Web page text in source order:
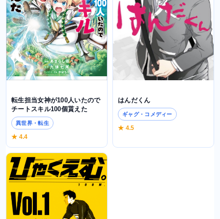
転生担当女神が100人いたので
チートスキル100個貰えた
異世界・転生
★ 4.4
はんだくん
ギャグ・コメディー
★ 4.5